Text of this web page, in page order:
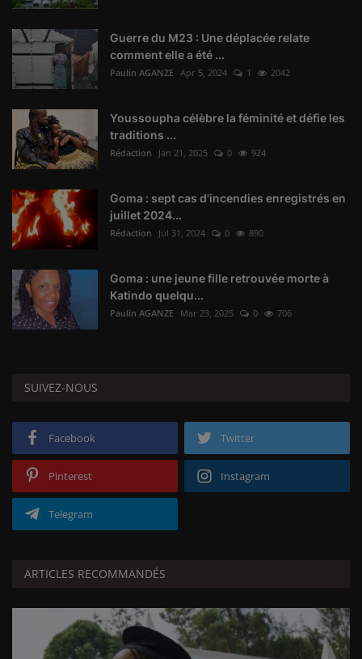
Guerre du M23 : Une déplacée relate
comment elle a été ...
Paulin AGANZE Apr 5, 2024 1 2042
Youssoupha célèbre la féminité et défie les
traditions ...
Rédaction Jan 21, 2025 0 924
Goma : sept cas d'incendies enregistrés en
juillet 2024...
Rédaction Jul 31, 2024 0 890
Goma : une jeune fille retrouvée morte à
Katindo quelqu...
Paulin AGANZE Mar 23, 2025 0 706
SUIVEZ-NOUS
Facebook Twitter
Pinterest Instagram
Telegram
ARTICLES RECOMMANDÉS